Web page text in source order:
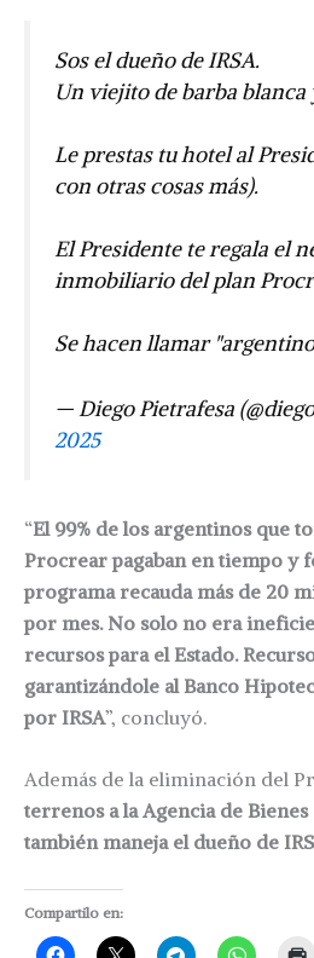
Sos el dueño de IRSA.
Un viejito de barba blanca
Le prestas tu hotel al
con otras cosas más).
El Presidente te regala el
inmobiliario del plan
Se hacen llamar
— Diego Pietrafesa
2025
“El 99% de los argentinos que
Procrear pagaban en tiempo y
programa recauda más de 20
por mes. No solo no era
recursos para el Estado.
garantizándole al Banco
por IRSA”, concluyó.
Además de la eliminación del
terrenos a la Agencia de Bienes
también maneja el dueño de
Compartilo en: